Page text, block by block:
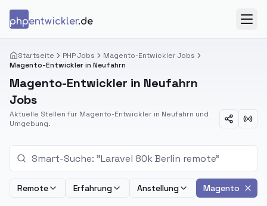
phpentwickler.de
Startseite PHP Jobs
Magento-Entwickler Jobs
Magento-Entwickler in Neufahrn
Magento-Entwickler in Neufahrn
Jobs
Aktuelle Stellen für Magento-Entwickler in Neufahrn und
Umgebung.
Remote Erfahrung Anstellung Magento